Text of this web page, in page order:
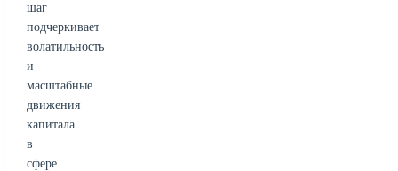
шаг
подчеркивает
волатильность
и
масштабные
движения
капитала
в
сфере